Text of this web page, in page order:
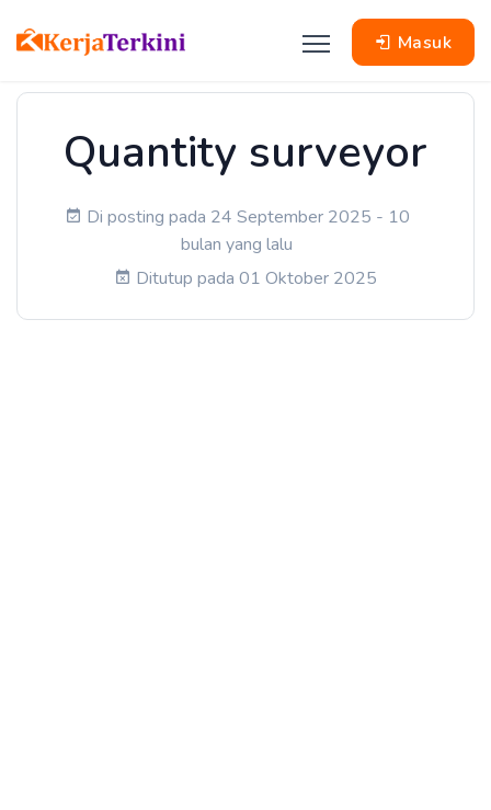
Masuk
Quantity surveyor
Di posting pada 24 September 2025 - 10
bulan yang lalu
Ditutup pada 01 Oktober 2025